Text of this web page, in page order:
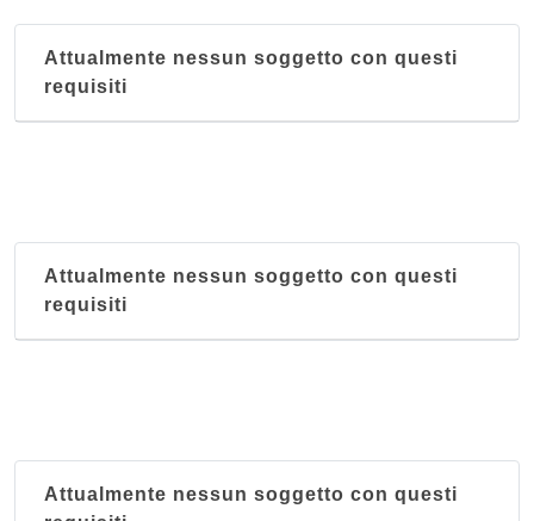
Attualmente nessun soggetto con questi
requisiti
Attualmente nessun soggetto con questi
requisiti
Attualmente nessun soggetto con questi